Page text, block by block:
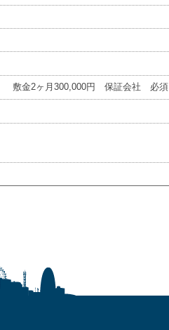
敷金2ヶ月300,000円 保証会社 必須